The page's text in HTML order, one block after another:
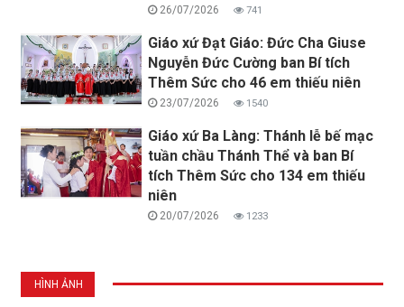
26/07/2026 741
Giáo xứ Đạt Giáo: Đức Cha Giuse
Nguyễn Đức Cường ban Bí tích
Thêm Sức cho 46 em thiếu niên
23/07/2026 1540
Giáo xứ Ba Làng: Thánh lễ bế mạc
tuần chầu Thánh Thể và ban Bí
tích Thêm Sức cho 134 em thiếu
niên
20/07/2026 1233
HÌNH ẢNH